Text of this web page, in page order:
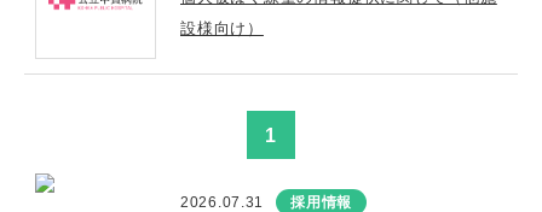
設様向け）
1
2026.07.31 採用情報